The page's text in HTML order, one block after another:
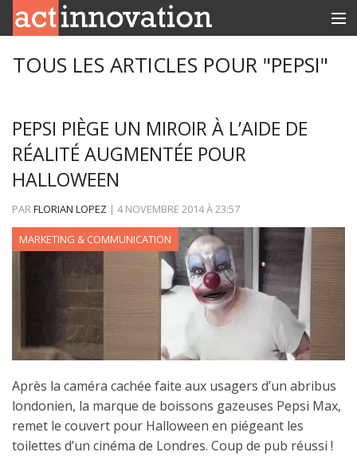
CONTACT
TOUS LES ARTICLES POUR "PEPSI"
PEPSI PIÈGE UN MIROIR À L’AIDE DE
RÉALITÉ AUGMENTÉE POUR
HALLOWEEN
PARFLORIAN LOPEZ | 4 NOVEMBRE 2014À23:57
MARKETING & COMMUNICATION
Après la caméra cachée faite aux usagers d’un abribus
londonien, la marque de boissons gazeuses Pepsi Max,
remet le couvert pour Halloween en piégeant les
toilettes d’un cinéma de Londres. Coup de pub réussi !